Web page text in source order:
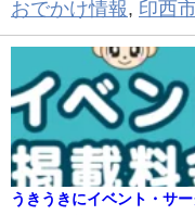
おでかけ情報, 印西
うきうきにイベント・サ